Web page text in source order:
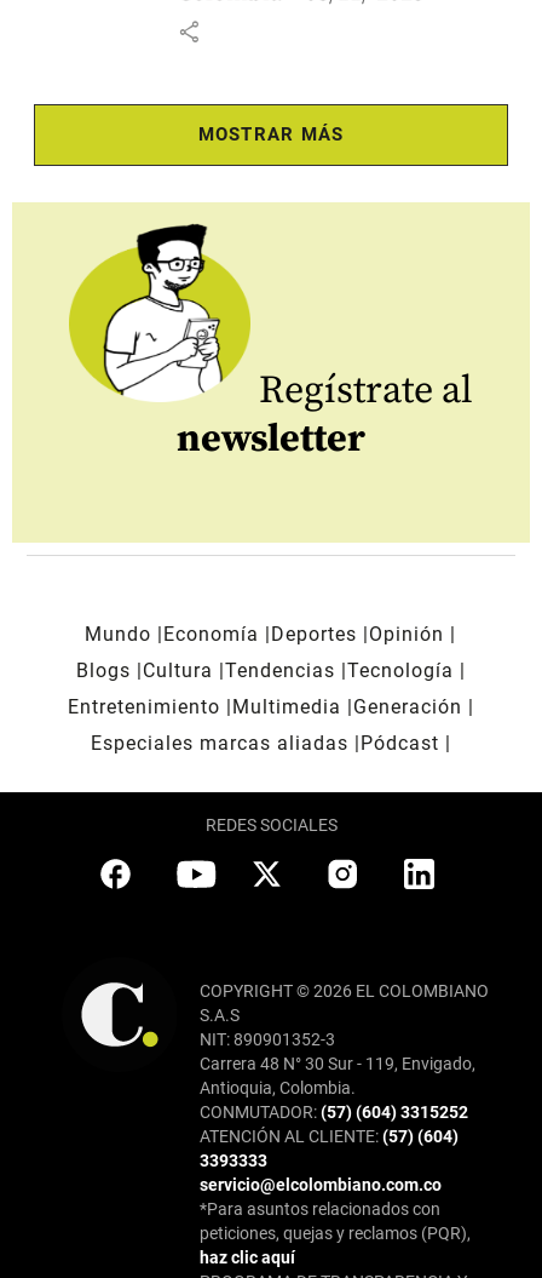
share
MOSTRAR MÁS
Regístrate al
newsletter
Mundo Economía Deportes
Opinión
Blogs
Cultura Tendencias Tecnología
Entretenimiento
Multimedia
Generación
Especiales marcas aliadas
Pódcast
REDES SOCIALES
COPYRIGHT © 2026 EL COLOMBIANO
S.A.S
NIT: 890901352-3
Carrera 48 N° 30 Sur - 119, Envigado,
Antioquia, Colombia.
CONMUTADOR:(57) (604) 3315252
ATENCIÓN AL CLIENTE:(57) (604)
3393333
servicio@elcolombiano.com.co
*Para asuntos relacionados con
peticiones, quejas y reclamos (PQR),
haz clic aquí